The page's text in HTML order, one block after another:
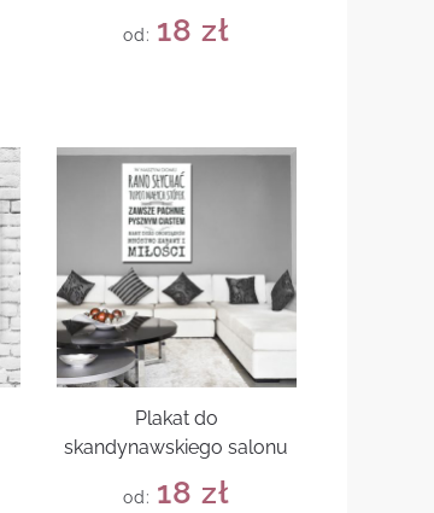
od: 18zł
Plakat do
skandynawskiego salonu
od: 18zł